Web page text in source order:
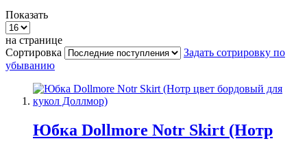
Показать
на странице
Сортировка
Задать сотрировку по
убыванию
Юбка Dollmore Notr Skirt (Нотр